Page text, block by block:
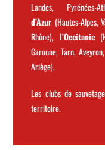
Landes, Pyrénées-
d’Azur (Hautes-Alpes,
Rhône), l’Occitanie (
Garonne, Tarn,
Ariège).
Les clubs de
territoire.